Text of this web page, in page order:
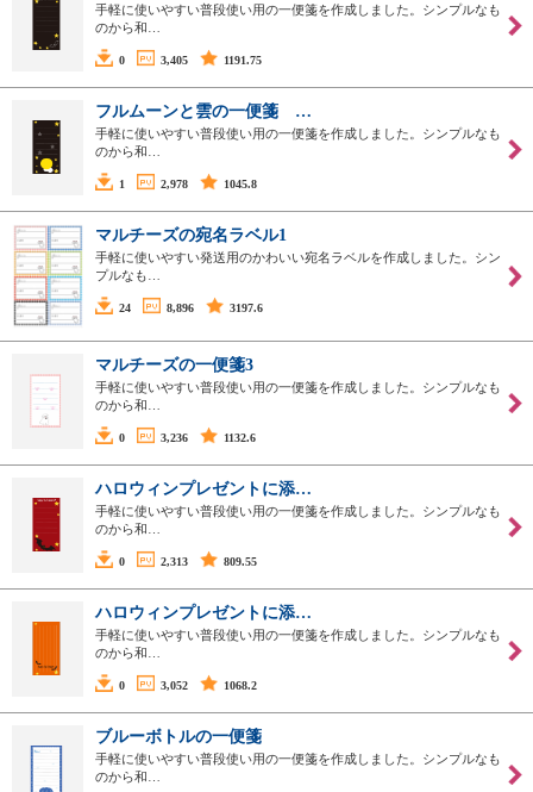
手軽に使いやすい普段使い用の一便箋を作成しました。シンプルなも
のから和…
0 3,405 1191.75
フルムーンと雲の一便箋 …
手軽に使いやすい普段使い用の一便箋を作成しました。シンプルなも
のから和…
1 2,978 1045.8
マルチーズの宛名ラベル1
手軽に使いやすい発送用のかわいい宛名ラベルを作成しました。シン
プルなも…
24 8,896 3197.6
マルチーズの一便箋3
手軽に使いやすい普段使い用の一便箋を作成しました。シンプルなも
のから和…
0 3,236 1132.6
ハロウィンプレゼントに添…
手軽に使いやすい普段使い用の一便箋を作成しました。シンプルなも
のから和…
0 2,313 809.55
ハロウィンプレゼントに添…
手軽に使いやすい普段使い用の一便箋を作成しました。シンプルなも
のから和…
0 3,052 1068.2
ブルーボトルの一便箋
手軽に使いやすい普段使い用の一便箋を作成しました。シンプルなも
のから和…